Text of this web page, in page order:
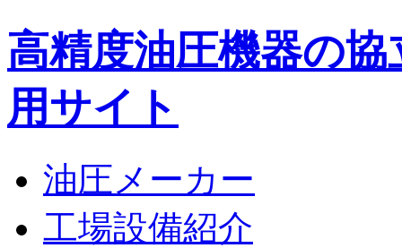
高精度油圧機器の
用サイト
油圧メーカー
工場設備紹介